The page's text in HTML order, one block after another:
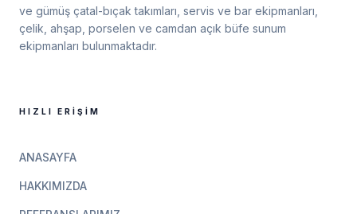
ve gümüş çatal-bıçak takımları, servis ve bar ekipmanları,
çelik, ahşap, porselen ve camdan açık büfe sunum
ekipmanları bulunmaktadır.
HIZLI ERIŞIM
ANASAYFA
HAKKIMIZDA